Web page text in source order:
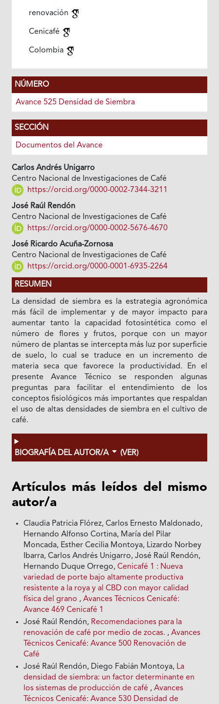
renovación
Cenicafé
Colombia
NÚMERO
Avance 525 Densidad de Siembra
SECCIÓN
Documentos del Avance
Carlos Andrés Unigarro
Centro Nacional de Investigaciones de Café
https://orcid.org/0000-0002-7344-3211
José Raúl Rendón
Centro Nacional de Investigaciones de Café
https://orcid.org/0000-0002-5676-4670
José Ricardo Acuña-Zornosa
Centro Nacional de Investigaciones de Café
https://orcid.org/0000-0001-6935-2264
RESUMEN
La densidad de siembra es la estrategia agronómica
más fácil de implementar y de mayor impacto para
aumentar tanto la capacidad fotosintética como el
número de flores y frutos, porque con un mayor
número de plantas se intercepta más luz por superficie
de suelo, lo cual se traduce en un incremento de
materia seca que favorece la productividad. En el
presente Avance Técnico se responden algunas
preguntas para facilitar el entendimiento de los
conceptos fisiológicos más importantes que respaldan
el uso de altas densidades de siembra en el cultivo de
café.
BIOGRAFÍA DEL AUTOR/A (VER)
Artículos más leídos del mismo
autor/a
Claudia Patricia Flórez, Carlos Ernesto Maldonado,
Hernando Alfonso Cortina, María del Pilar
Moncada, Esther Cecilia Montoya, Lizardo Norbey
Ibarra, Carlos Andrés Unigarro, José Raúl Rendón,
Hernando Duque Orrego,Cenicafé 1 : Nueva
variedad de porte bajo altamente productiva
resistente a la roya y al CBD con mayor calidad
física del grano ,Avances Técnicos Cenicafé:
Avance 469 Cenicafé 1
José Raúl Rendón, Recomendaciones para la
renovación de café por medio de zocas. ,Avances
Técnicos Cenicafé: Avance 500 Renovación de
Café
José Raúl Rendón, Diego Fabián Montoya, La
densidad de siembra: un factor determinante en
los sistemas de producción de café ,Avances
Técnicos Cenicafé: Avance 530 Densidad de